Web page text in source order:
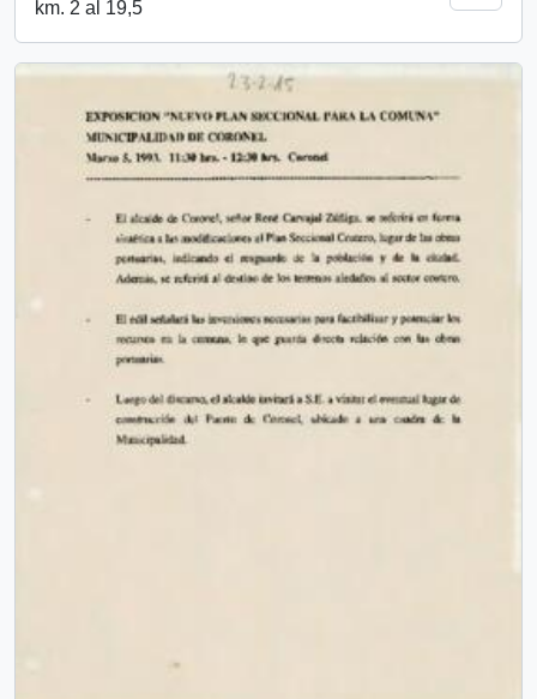
km. 2 al 19,5